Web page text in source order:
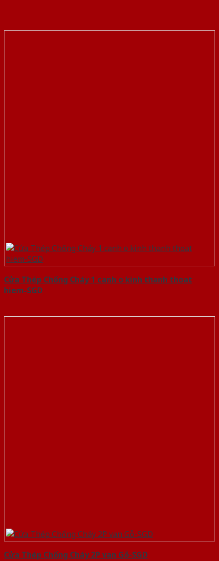
Cửa Thép Chống Cháy 1 canh o kinh thanh thoat
hiem-SGD
Cửa Thép Chống Cháy 2P van Gỗ-SGD